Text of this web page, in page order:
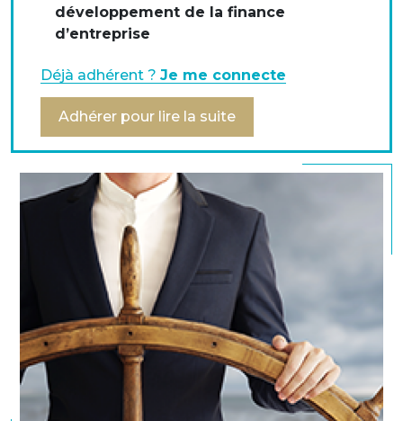
Comprendre l’effet de l’opération sur les
états financiers. On appelle cela un
d’étudier l’impact de cette acquisition sur les
et le bilan.
Effet sur le profit financier (focus sur les ratios) :
gearing
, LTV…
Effet sur le profil opérationnel :
diversification,
taille, synergie (malgré un levier élevé, une
acquisition peut tout de même avoir un impact
crédit positif si elle améliore le profil
opérationnel) ;
Effet sur la politique financière :quelle
génération de
et quid des délais de
paiement après l’acquisition ?
développement de la finance
d’entreprise
Déjà adhérent ? Je me connecte
Adhérer pour lire la suite